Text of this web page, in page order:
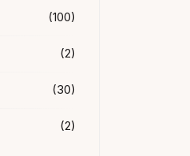
(100)
(2)
(30)
(2)